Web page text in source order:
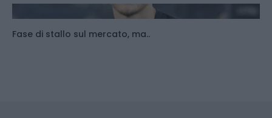
Fase di stallo sul mercato, ma..